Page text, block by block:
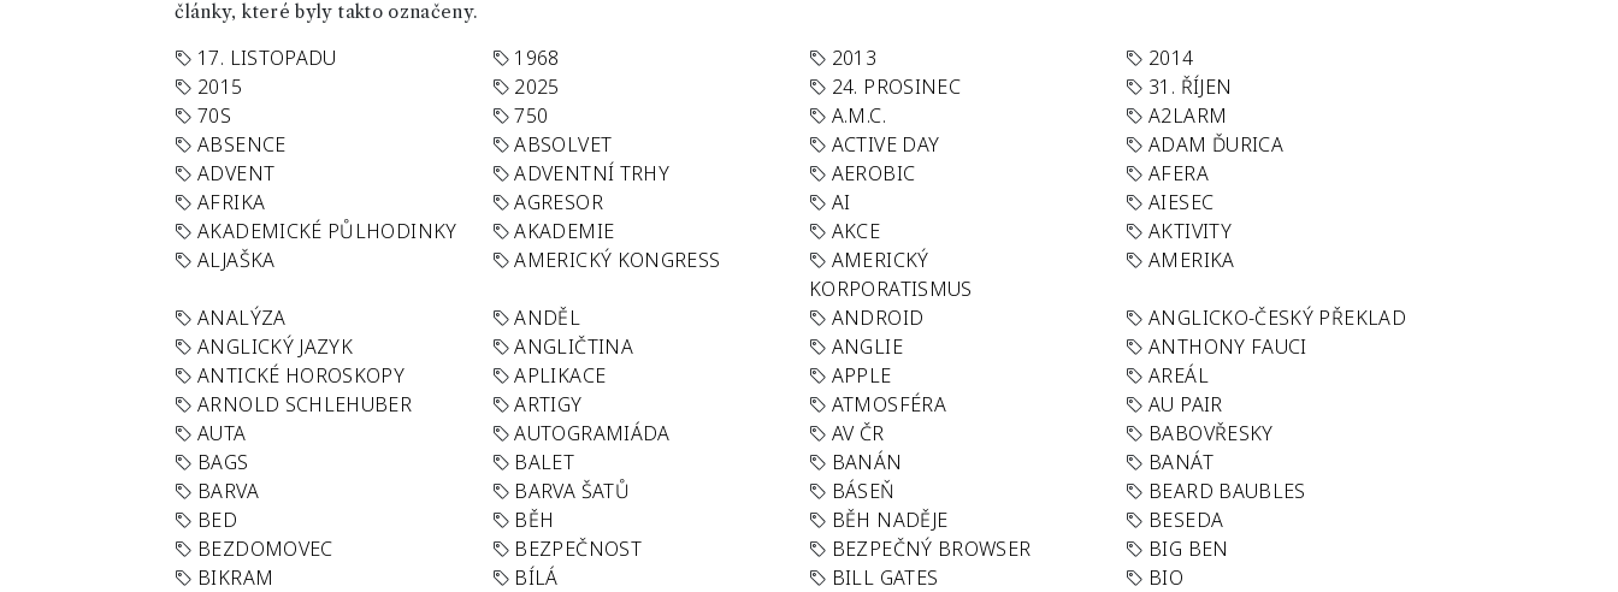
články, které byly takto označeny.
17. LISTOPADU 1968 2013
2014
2015
2025 24. PROSINEC
31. ŘÍJEN
70S
750 A.M.C.
A2LARM
ABSENCE
ABSOLVET ACTIVE DAY
ADAM ĎURICA
ADVENT
ADVENTNÍ TRHY AEROBIC
AFERA
AFRIKA
AGRESOR AI
AIESEC
AKADEMICKÉ PŮLHODINKY
AKADEMIE AKCE
AKTIVITY
ALJAŠKA
AMERICKÝ KONGRESS
AMERICKÝ
KORPORATISMUS
AMERIKA
ANALÝZA ANDĚL ANDROID
ANGLICKO-ČESKÝ PŘEKLAD
ANGLICKÝ JAZYK
ANGLIČTINA ANGLIE
ANTHONY FAUCI
ANTICKÉ HOROSKOPY
APLIKACE APPLE
AREÁL
ARNOLD SCHLEHUBER
ARTIGY ATMOSFÉRA
AU PAIR
AUTA
AUTOGRAMIÁDA AV ČR
BABOVŘESKY
BAGS
BALET BANÁN
BANÁT
BARVA
BARVA ŠATŮ BÁSEŇ
BEARD BAUBLES
BED
BĚH BĚH NADĚJE
BESEDA
BEZDOMOVEC
BEZPEČNOST BEZPEČNÝ BROWSER
BIG BEN
BIKRAM
BÍLÁ BILL GATES
BIO